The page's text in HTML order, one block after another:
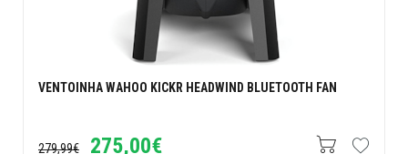
VENTOINHA WAHOO KICKR HEADWIND BLUETOOTH FAN
279,99€ 275,00€